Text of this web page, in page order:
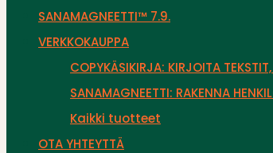
SANAMAGNEETTI™ 7.9.
VERKKOKAUPPA
COPYKÄSIKIRJA: KIRJOITA
SANAMAGNEETTI: RAKENNA
Kaikki tuotteet
OTA YHTEYTTÄ